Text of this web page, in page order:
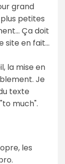
grand
petites
Ça doit
site en fait...
la mise en
Je
texte
much".
les